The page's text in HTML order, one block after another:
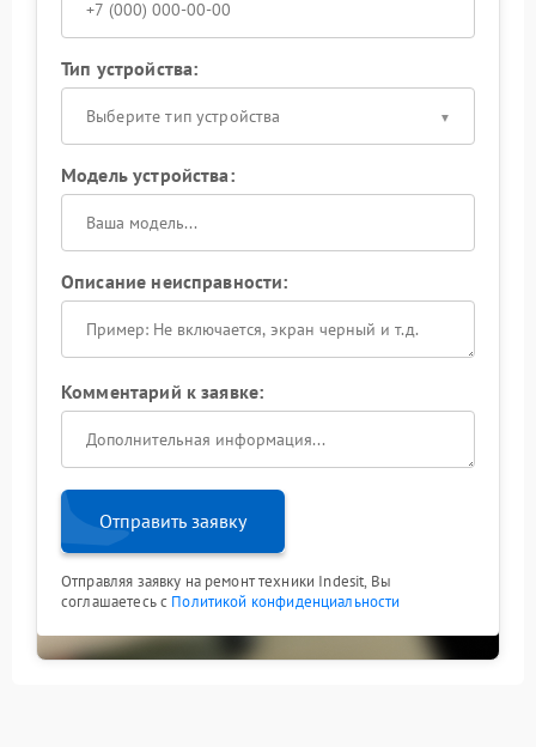
Тип устройства:
Выберите тип устройства
Модель устройства:
Описание неисправности:
Комментарий к заявке:
Отправить заявку
Отправляя заявку на ремонт техники Indesit, Вы
соглашаетесь с Политикой конфиденциальности